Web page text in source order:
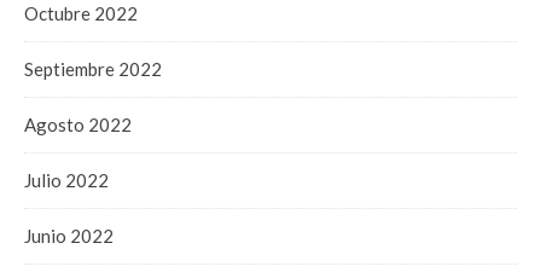
Octubre 2022
Septiembre 2022
Agosto 2022
Julio 2022
Junio 2022